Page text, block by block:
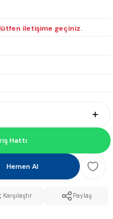
iletişime geçiniz.
Hattı
Hemen Al
Karşılaştır Paylaş